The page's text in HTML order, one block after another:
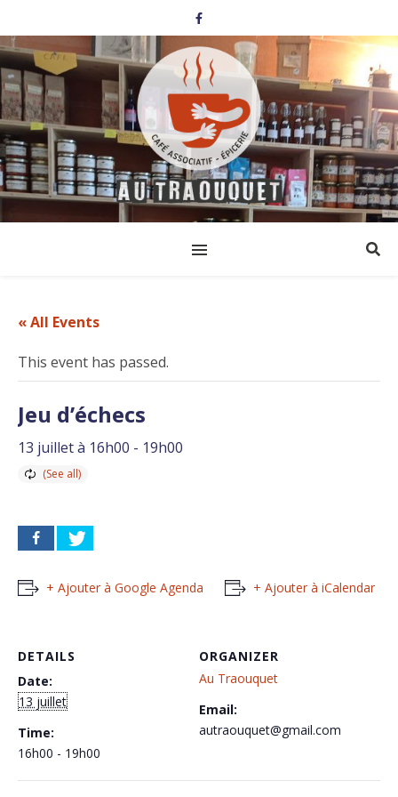
« All Events
This event has passed.
Jeu d’échecs
13 juillet à 16h00 - 19h00
+ Ajouter à Google Agenda + Ajouter à iCalendar
DETAILS
Date:
13 juillet
Time:
16h00 - 19h00
ORGANIZER
Au Traouquet
Email:
autraouquet@gmail.com